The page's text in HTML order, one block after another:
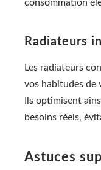
consommation
Radiateurs
Les radiateurs
vos habitudes de
Ils optimisent
besoins réels,
Astuces